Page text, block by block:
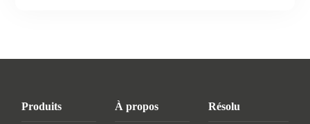
Produits À propos Résolu